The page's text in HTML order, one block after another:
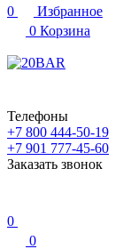
0
Избранное
0 Корзина
Телефоны
+7 800 444-50-19
+7 901 777-45-60
Заказать звонок
0
0